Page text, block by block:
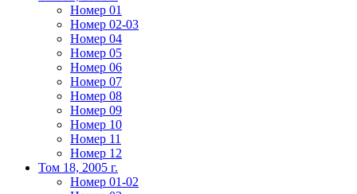
Номер 01
Номер 02-03
Номер 04
Номер 05
Номер 06
Номер 07
Номер 08
Номер 09
Номер 10
Номер 11
Номер 12
Том 18, 2005 г.
Номер 01-02